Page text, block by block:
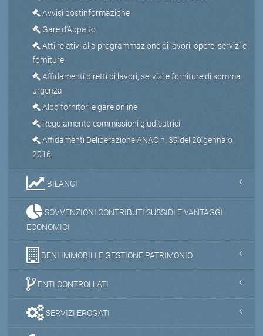
Avvisi postinformazione
Gare d'Appalto
Atti relativi alla programmazione di lavori, opere, servizi e
forniture
Affidamenti diretti di lavori, servizi e forniture di somma
urgenza
Albo fornitori e gare online
Regolamento commissioni giudicatrici
Affidamenti Deliberazione ANAC n. 39 del 20 gennaio
2016
BILANCI
SOVVENZIONI CONTRIBUTI SUSSIDI E VANTAGGI
ECONOMICI
BENI IMMOBILI E GESTIONE PATRIMONIO
ENTI CONTROLLATI
SERVIZI EROGATI